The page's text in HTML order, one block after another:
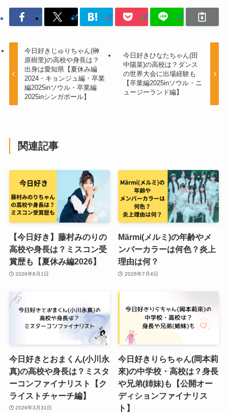
今日好きじゅりちゃん(榊
原樹里)の高校や身長は？
出身は愛知県【夏休み編
2024・キョンジュ編・卒業
編2025inソウル・卒業編
2025inシンガポール】
今日好きひなたちゃん(田
中陽菜)の高校は？ダンス
の世界大会に出場経験も
【卒業編2025inソウル・ニ
ュージーランド編】
関連記事
【今日好き】藤村みのりの
高校や身長は？ミスコン受
賞歴も【夏休み編2026】
2026年8月1日
Märmi(メルミ)の年齢やメ
ンバーカラーは何色？炎上
理由は何？
2026年7月4日
今日好きとおまくん(小川永
真)の高校や身長は？ミスタ
ーコンファイナリスト【ク
ライストチャーチ編】
2026年3月31日
今日好きりらちゃん(岡本莉
來)の中学校・高校は？身長
や兄弟(姉妹)も【公開オー
ディションファイナリス
ト】